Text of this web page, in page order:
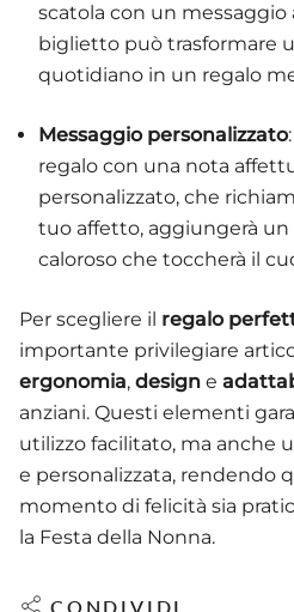
scatola con un
biglietto può trasformare
quotidiano in un regalo
Messaggio personalizzato
regalo con una nota
personalizzato, che
tuo affetto, aggiungerà un
caloroso che toccherà il
Per scegliere il regalo
importante privilegiare
ergonomia, design e
anziani. Questi elementi
utilizzo facilitato, ma anche
e personalizzata, rendendo
momento di felicità sia
la Festa della Nonna.
CONDIVIDI